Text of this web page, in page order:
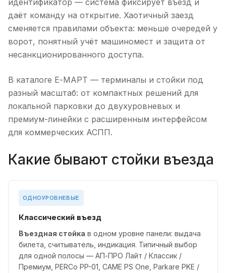
идентификатор — система фиксирует въезд и
даёт команду на открытие. Хаотичный заезд
сменяется правилами объекта: меньше очередей у
ворот, понятный учёт машиномест и защита от
несанкционированного доступа.
В каталоге Е-МАРТ — терминалы и стойки под
разный масштаб: от компактных решений для
локальной парковки до двухуровневых и
премиум-линейки с расширенным интерфейсом
для коммерческих АСПП.
Какие бывают стойки въезда
ОДНОУРОВНЕВЫЕ
Классический въезд
Въездная стойка в одном уровне панели: выдача
билета, считыватель, индикация. Типичный выбор
для одной полосы — АП-ПРО Лайт / Классик /
Премиум, PERCo PP-01, CAME PS One, Parkare PKE /